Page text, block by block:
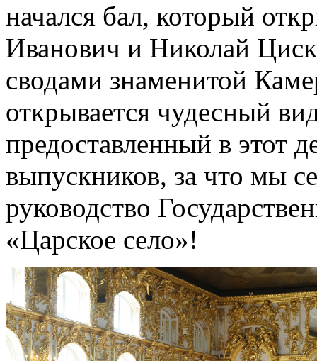
начался бал, который
Иванович и Николай
сводами знаменитой
открывается чудесный
предоставленный в этот
выпускников, за что мы
руководство
«Царское село»!